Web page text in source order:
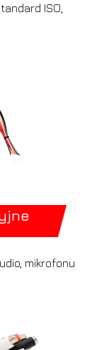
ISO,
mikrofonu